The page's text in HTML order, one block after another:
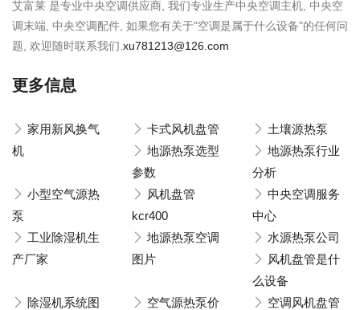
艾富莱 是专业中央空调供应商, 我们专业生产中央空调主机, 中央空
调末端, 中央空调配件, 如果您有关于"空调是属于什么设备"的任何问
题, 欢迎随时联系我们. xu781213@126.com
更多信息
家用新风换气
机
卡式风机盘管
土壤源热泵
地源热泵选型
参数
地源热泵行业
分析
小型空气源热
泵
风机盘管
kcr400
中央空调服务
中心
工业除湿机生
产厂家
地源热泵空调
图片
水源热泵公司
风机盘管是什
么设备
除湿机系统图
空气源热泵价
空调风机盘管